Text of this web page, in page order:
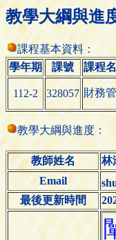
教學大綱與進
課程基本資料：
學年期
課號 課程
112-2 328057 財務
教學大綱與進度：
教師姓名
Email
最後更新時間